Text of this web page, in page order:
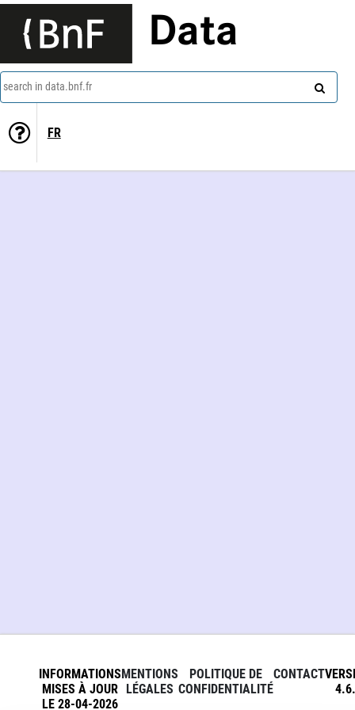
Data
search in data.bnf.fr
FR
INFORMATIONS
MISES À JOUR
LE 28-04-2026
MENTIONS
LÉGALES
POLITIQUE DE
CONFIDENTIALITÉ
CONTACT